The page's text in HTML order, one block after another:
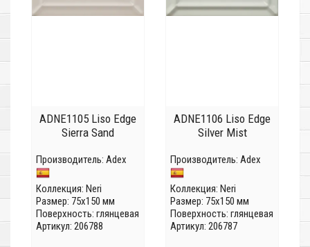
ADNE1105 Liso Edge
Sierra Sand
Производитель: Adex
Коллекция: Neri
Размер: 75x150 мм
Поверхность: глянцевая
Артикул: 206788
ADNE1106 Liso Edge
Silver Mist
Производитель: Adex
Коллекция: Neri
Размер: 75x150 мм
Поверхность: глянцевая
Артикул: 206787